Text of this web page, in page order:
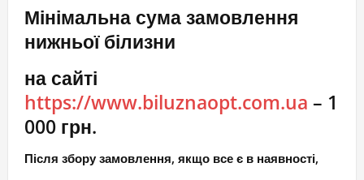
Мінімальна сума замовлення
нижньої білизни
на сайті
https://www.biluznaopt.com.ua – 1
000 грн.
Після збору замовлення, якщо все є в наявності,